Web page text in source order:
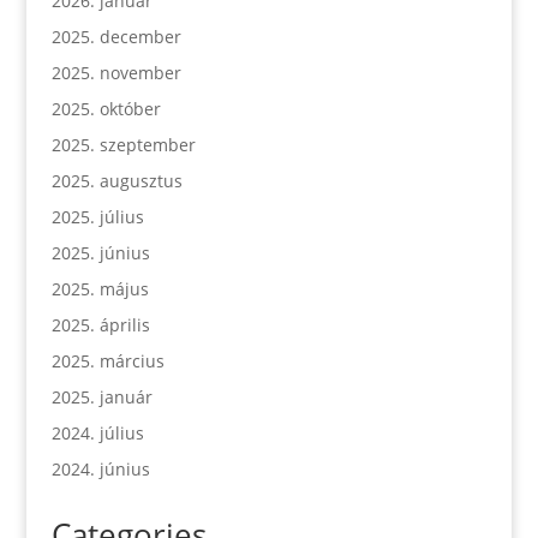
2025. december
2025. november
2025. október
2025. szeptember
2025. augusztus
2025. július
2025. június
2025. május
2025. április
2025. március
2025. január
2024. július
2024. június